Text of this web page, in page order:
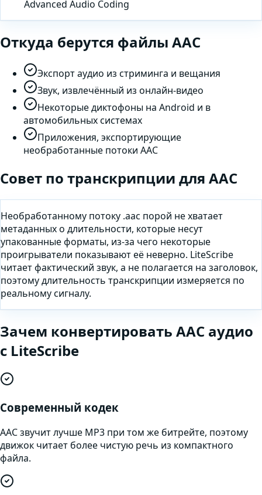
Advanced Audio Coding
Откуда берутся файлы AAC
Экспорт аудио из стриминга и вещания
Звук, извлечённый из онлайн-видео
Некоторые диктофоны на Android и в
автомобильных системах
Приложения, экспортирующие
необработанные потоки AAC
Совет по транскрипции для AAC
Необработанному потоку .aac порой не хватает
метаданных о длительности, которые несут
упакованные форматы, из-за чего некоторые
проигрыватели показывают её неверно. LiteScribe
читает фактический звук, а не полагается на заголовок,
поэтому длительность транскрипции измеряется по
реальному сигналу.
Зачем конвертировать AAC аудио
с LiteScribe
Современный кодек
AAC звучит лучше MP3 при том же битрейте, поэтому
движок читает более чистую речь из компактного
файла.